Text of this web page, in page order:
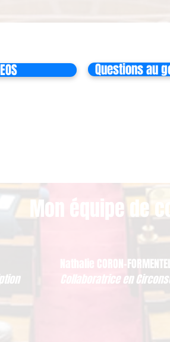
Questions au
Mon équipe de
Nathalie CORON-
Collaboratrice en